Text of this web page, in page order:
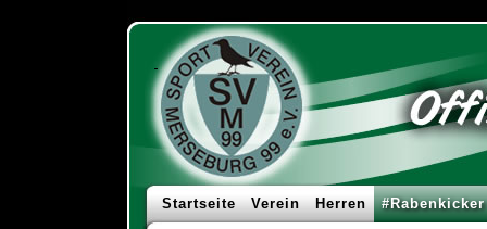
Startseite Verein Herren #Rabenkicker